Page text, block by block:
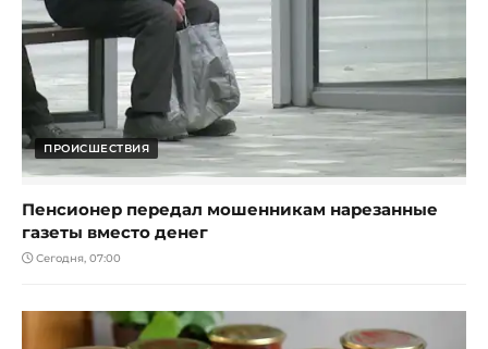
ПРОИСШЕСТВИЯ
Пенсионер передал мошенникам нарезанные
газеты вместо денег
Сегодня, 07:00